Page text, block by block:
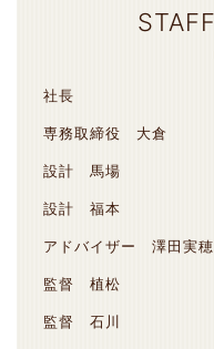
社長
専務取締役 大倉
設計 馬場
設計 福本
アドバイザー 澤田実穂
監督 植松
監督 石川